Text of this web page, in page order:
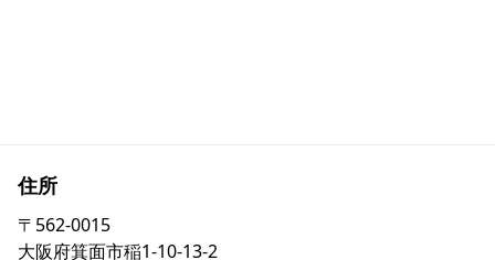
Contact us in English
住所
〒 562-0015
大阪府箕面市稲1-10-13-2